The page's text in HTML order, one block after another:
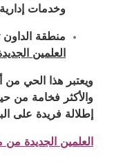
وخدمات إدارية
منطقة
العلمين
ويعتبر هذا الحي من
والأكثر فخامة من
إطلالة فريدة على
العلمين الجديدة من